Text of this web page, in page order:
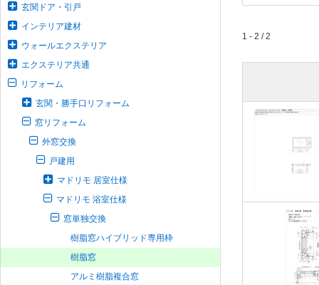
玄関ドア・引戸
インテリア建材
ウォールエクステリア
エクステリア共通
リフォーム
玄関・勝手口リフォーム
窓リフォーム
外窓交換
戸建用
マドリモ 居室仕様
マドリモ 浴室仕様
窓単独交換
樹脂窓ハイブリッド専用枠
樹脂窓
アルミ樹脂複合窓
1 - 2 / 2